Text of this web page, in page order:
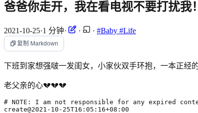
爸爸你走开，我在看电视不要打扰我！
2021-10-25·1 分钟· · · #Baby #Life
复制 Markdown
下班到家想强啵一发闺女，小家伙双手环抱，一本正经
老父亲的心💔💔💔